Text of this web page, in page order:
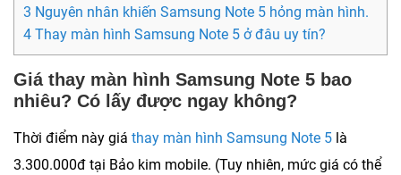
3 Nguyên nhân khiến Samsung Note 5 hỏng màn hình.
4 Thay màn hình Samsung Note 5 ở đâu uy tín?
Giá thay màn hình Samsung Note 5 bao
nhiêu? Có lấy được ngay không?
Thời điểm này giá thay màn hình Samsung Note 5 là
3.300.000đ tại Bảo kim mobile. (Tuy nhiên, mức giá có thể